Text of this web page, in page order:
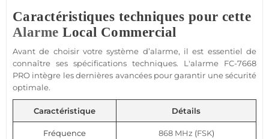
Caractéristiques techniques pour cette
Alarme Local Commercial
Avant de choisir votresystème d’alarme, il est essentiel de
connaître ses spécifications techniques. L'alarme
FC-7668
PRO intègre les dernières avancées pour garantir unesécurité
optimale.
Caractéristique Détails
Fréquence 868 MHz (FSK)